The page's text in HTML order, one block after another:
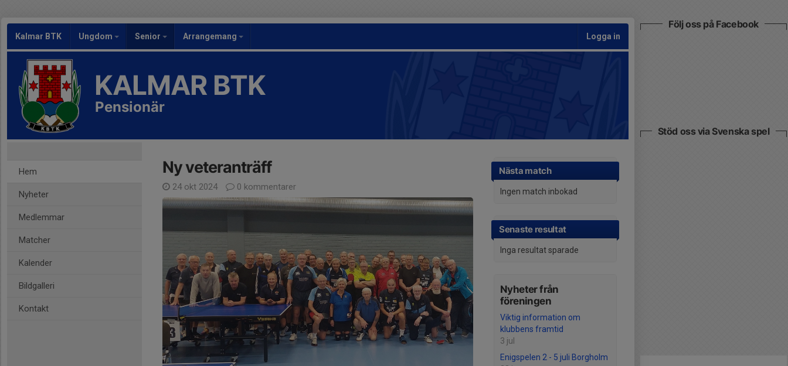
Kalmar BTK Ungdom Senior Arrangemang Logga in
KALMAR BTK
Pensionär
Hem
Nyheter
Medlemmar
Matcher
Kalender
Bildgalleri
Kontakt
Nästa match
Ingen match inbokad
Senaste resultat
Inga resultat sparade
Nyheter från
föreningen
Viktig information om
klubbens framtid
3 jul
Enigspelen 2 - 5 juli Borgholm
Ny veteranträff
24 okt 2024 0 kommentarer
Följ oss på Facebook
Stöd oss via Svenska spel